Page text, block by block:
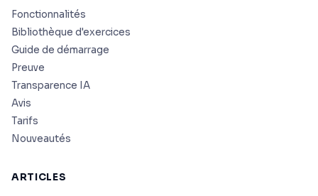
Fonctionnalités
Bibliothèque d'exercices
Guide de démarrage
Preuve
Transparence IA
Avis
Tarifs
Nouveautés
ARTICLES